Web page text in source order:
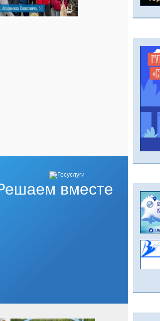
вместе